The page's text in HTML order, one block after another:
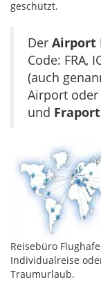
geschützt.
Der Airport
Code: FRA,
(auch
Airport oder
und Fraport
Reisebüro
Individualreise
Traumurlaub.